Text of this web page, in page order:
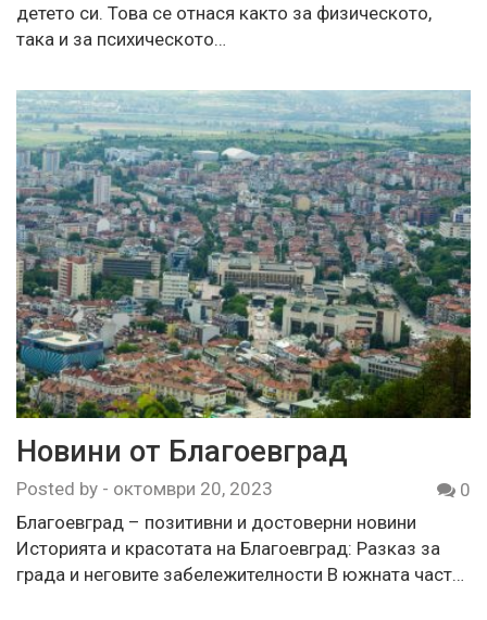
детето си. Това се отнася както за физическото,
така и за психическото…
Новини от Благоевград
Posted by - октомври 20, 2023
0
Благоевград – позитивни и достоверни новини
Историята и красотата на Благоевград: Разказ за
града и неговите забележителности В южната част…